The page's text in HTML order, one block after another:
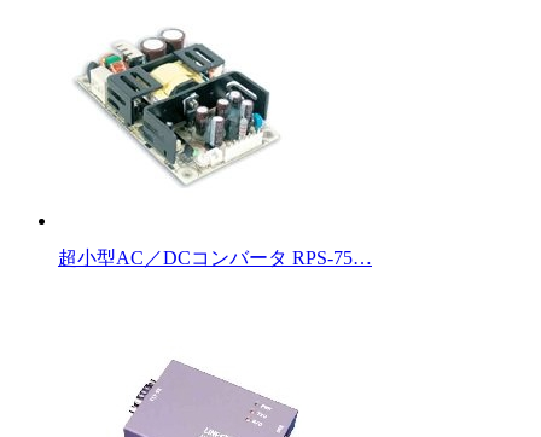
超小型AC／DCコンバータ RPS-75…